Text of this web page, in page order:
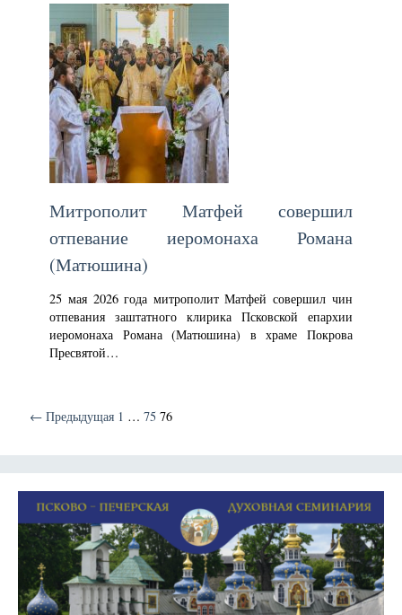
Митрополит Матфей совершил
отпевание иеромонаха Романа
(Матюшина)
25 мая 2026 года митрополит Матфей совершил чин
отпевания заштатного клирика Псковской епархии
иеромонаха Романа (Матюшина) в храме Покрова
Пресвятой…
← Предыдущая 1 … 75 76